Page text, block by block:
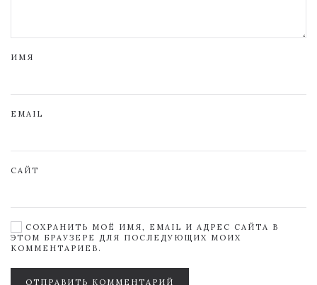
ИМЯ
EMAIL
САЙТ
СОХРАНИТЬ МОЁ ИМЯ, EMAIL И АДРЕС САЙТА В
ЭТОМ БРАУЗЕРЕ ДЛЯ ПОСЛЕДУЮЩИХ МОИХ
КОММЕНТАРИЕВ.
ОТПРАВИТЬ КОММЕНТАРИЙ